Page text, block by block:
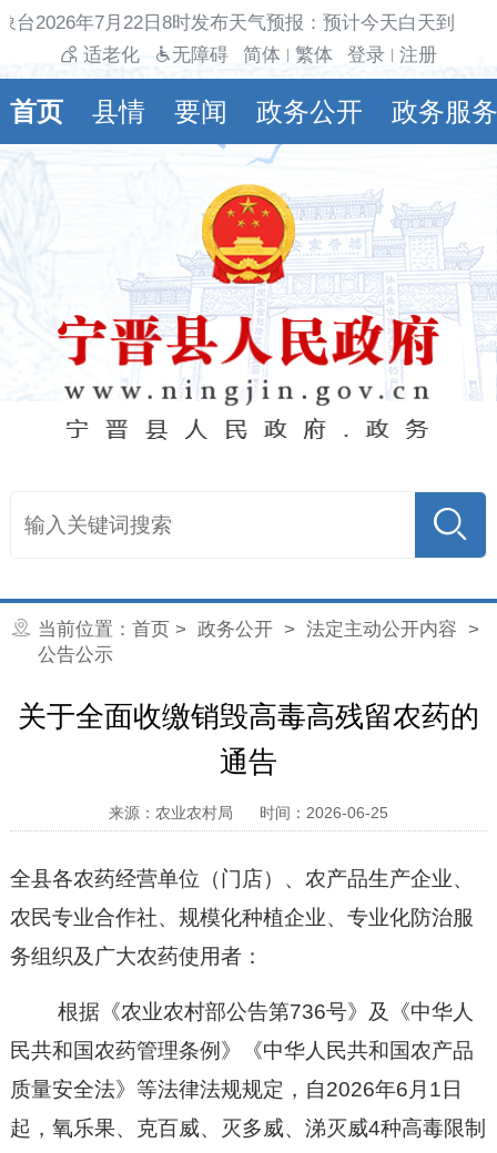
台2026年7月22日8时发布天气预报：预计今天白天到夜
适老化
无障碍 简体 繁体 登录 注册
首页 县情 要闻 政务公开 政务服务
当前位置： 首页 > 政务公开> 法定主动公开内容 >
公告公示
关于全面收缴销毁高毒高残留农药的
通告
来源：农业农村局 时间：2026-06-25
全县各农药经营单位（门店）、农产品生产企业、
农民专业合作社、规模化种植企业、专业化防治服
务组织及广大农药使用者：
根据《农业农村部公告第736号》及《中华人
民共和国农药管理条例》《中华人民共和国农产品
质量安全法》等法律法规规定，自2026年6月1日
起，氧乐果、克百威、灭多威、涕灭威4种高毒限制